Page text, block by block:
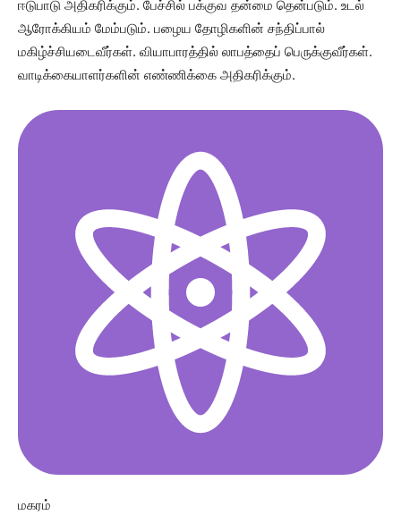
ஈடுபாடு அதிகரிக்கும். பேச்சில் பக்குவ தன்மை தென்படும். உடல்
ஆரோக்கியம் மேம்படும். பழைய தோழிகளின் சந்திப்பால்
மகிழ்ச்சியடைவீர்கள். வியாபாரத்தில் லாபத்தைப் பெருக்குவீர்கள்.
வாடிக்கையாளர்களின் எண்ணிக்கை அதிகரிக்கும்.
மகரம்